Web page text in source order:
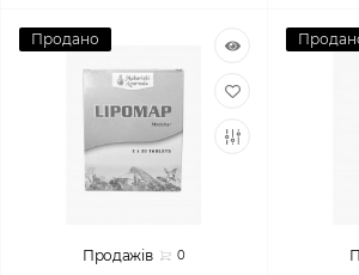
Продано
Продажів 0